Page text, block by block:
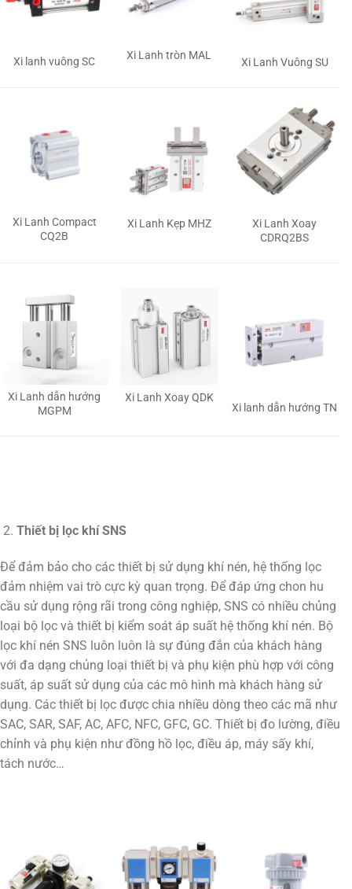
Xi lanh vuông SC Xi Lanh tròn MAL
Xi Lanh Vuông SU
Xi Lanh Compact
CQ2B
Xi Lanh Kẹp MHZ
Xi Lanh Xoay
CDRQ2BS
Xi Lanh dẫn hướng
MGPM
Xi Lanh Xoay QDK
Xi lanh dẫn hướng TN
Thiết bị lọc khí SNS
Để đảm bảo cho các thiết bị sử dụng khí nén, hệ thống lọc
đảm nhiệm vai trò cực kỳ quan trọng. Để đáp ứng chon hu
cầu sử dụng rộng rãi trong công nghiệp, SNS có nhiều chủng
loại bộ lọc và thiết bị kiểm soát áp suất hệ thống khí nén. Bộ
lọc khí nén SNS luôn luôn là sự đúng đắn của khách hàng
với đa dạng chủng loại thiết bị và phụ kiện phù hợp với công
suất, áp suất sử dụng của các mô hình mà khách hàng sử
dụng. Các thiết bị lọc được chia nhiều dòng theo các mã như
SAC, SAR, SAF, AC, AFC, NFC, GFC, GC. Thiết bị đo lường, điều
chỉnh và phụ kiện như đồng hồ lọc, điều áp, máy sấy khí,
tách nước…